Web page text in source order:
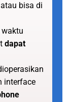
atau bisa di
dapat
interface